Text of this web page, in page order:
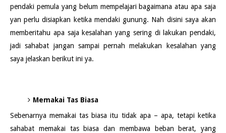
pendaki pemula yang belum mempelajari bagaimana atau apa saja
yan perlu disiapkan ketika mendaki gunung. Nah disini saya akan
memberitahu apa saja kesalahan yang sering di lakukan pendaki,
jadi sahabat jangan sampai pernah melakukan kesalahan yang
saya jelaskan berikut ini ya.
Memakai Tas Biasa
Sebenarnya memakai tas biasa itu tidak apa – apa, tetapi ketika
sahabat memakai tas biasa dan membawa beban berat, yang